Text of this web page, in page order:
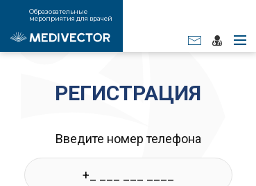
Образовательные
мероприятия для врачей
РЕГИСТРАЦИЯ
Введите номер телефона